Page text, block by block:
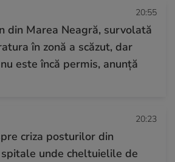
20:55
din Marea Neagră, survolată
în zonă a scăzut, dar
este încă permis, anunță
20:23
criza posturilor din
unde cheltuielile de